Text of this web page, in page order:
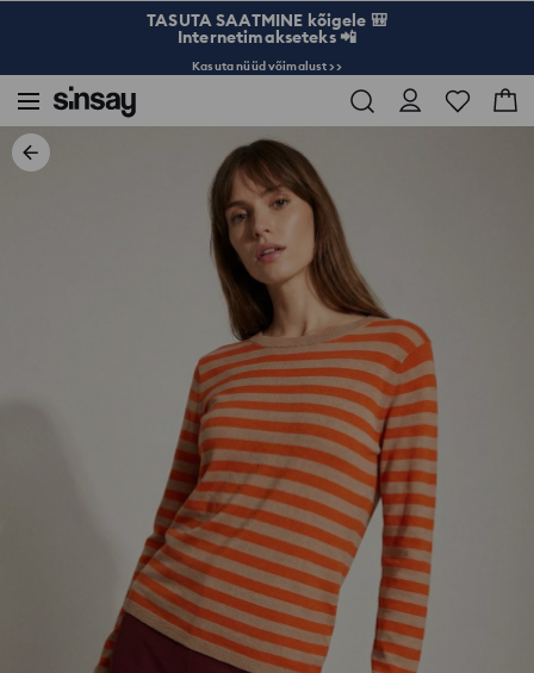
TASUTA SAATMINE kõigele 🎒
Internetimakseteks 📲
Kasuta nüüd võimalust >>